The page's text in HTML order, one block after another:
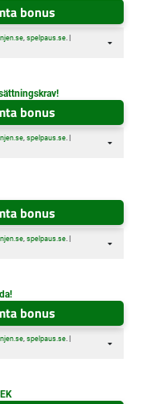
bonus
, spelpaus.se. |
bonus
, spelpaus.se. |
bonus
, spelpaus.se. |
bonus
, spelpaus.se. |